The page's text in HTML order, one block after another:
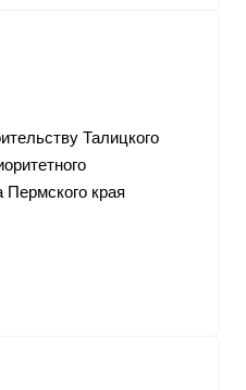
Талицкого
Пермского края